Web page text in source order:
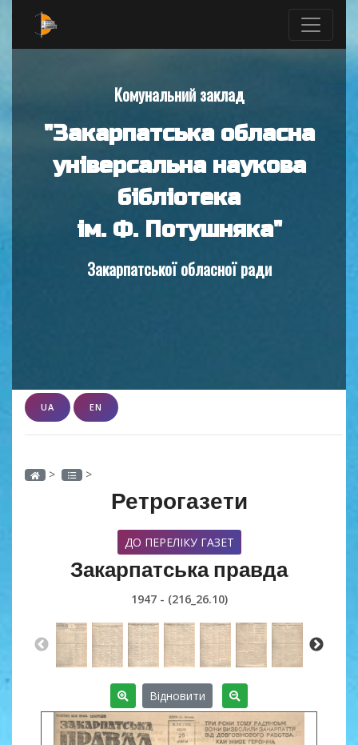
Комунальний заклад
"Закарпатська обласна
універсальна наукова
бібліотека
ім. Ф. Потушняка"
Закарпатської обласної ради
UA EN
> >
Ретрогазети
ДО ПЕРЕЛІКУ ГАЗЕТ
Закарпатська правда
1947 - (216_26.10)
Відновити